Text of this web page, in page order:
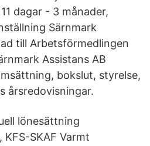
dagar - 3 månader,
Särnmark
till Arbetsförmedlingen
Assistans AB
bokslut, styrelse,
årsredovisningar.
lönesättning
KFS-SKAF Varmt